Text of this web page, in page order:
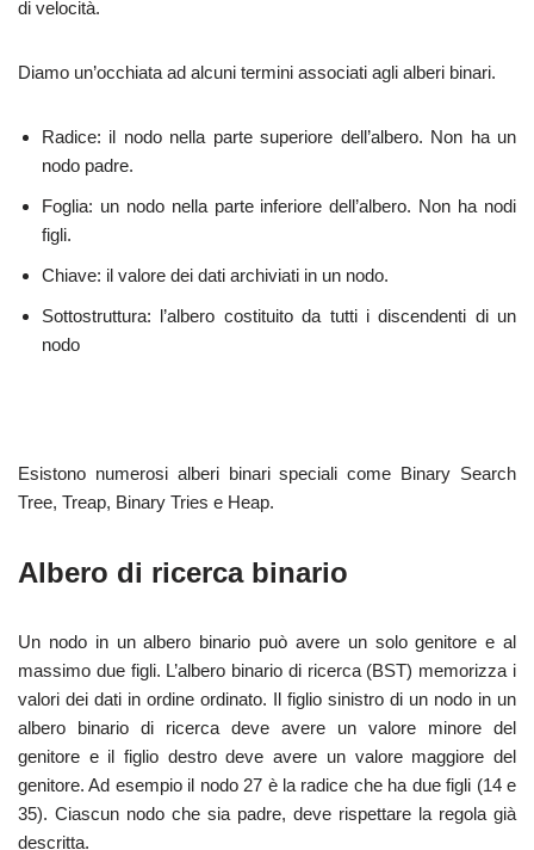
di velocità.
Diamo un’occhiata ad alcuni termini associati agli alberi binari.
Radice: il nodo nella parte superiore dell’albero. Non ha un
nodo padre.
Foglia: un nodo nella parte inferiore dell’albero. Non ha nodi
figli.
Chiave: il valore dei dati archiviati in un nodo.
Sottostruttura: l’albero costituito da tutti i discendenti di un
nodo
Esistono numerosi alberi binari speciali come Binary Search
Tree, Treap, Binary Tries e Heap.
Albero di ricerca binario
Un nodo in un albero binario può avere un solo genitore e al
massimo due figli. L’albero binario di ricerca (BST) memorizza i
valori dei dati in ordine ordinato. Il figlio sinistro di un nodo in un
albero binario di ricerca deve avere un valore minore del
genitore e il figlio destro deve avere un valore maggiore del
genitore. Ad esempio il nodo 27 è la radice che ha due figli (14 e
35). Ciascun nodo che sia padre, deve rispettare la regola già
descritta.